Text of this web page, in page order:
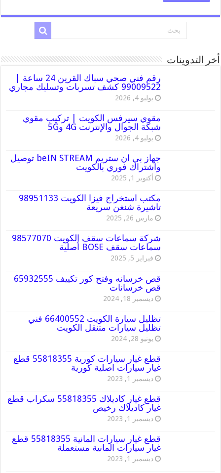
أخر التدوينات
رقم فني صحي سباك القرين 24 ساعة |
99009522 كشف تسربات وتسليك مجاري
يوليو 4, 2026
مقوي سيرفس الكويت | تركيب مقوي
شبكة الجوال والإنترنت 4G و5G
يوليو 4, 2026
جهاز بي ان ستريم beIN STREAM توصيل
واشتراك فوري بالكويت
أكتوبر 1, 2025
مكتب استخراج فيزا الكويت 98951133
تاشيرة شنغن سريعة
مارس 26, 2025
شركة سماعات سقف الكويت 98577070
سماعات سقف BOSE أصلية
فبراير 5, 2025
قص خرسانه وفتح كور تكييف 65932555
قص خرسانات
ديسمبر 18, 2024
تظليل سيارة الكويت 66400552 فني
تظليل سيارات متنقل الكويت
يونيو 28, 2024
قطع غيار سيارات كورية 55818355 قطع
غيار سيارات اصلية كورية
ديسمبر 1, 2023
قطع غيار كاديلاك 55818355 سكراب قطع
غيار كاديلاك رخيص
ديسمبر 1, 2023
قطع غيار سيارات المانية 55818355 قطع
غيار سيارات المانية مستعملة
ديسمبر 1, 2023